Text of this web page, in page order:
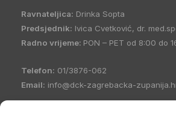
Ravnateljica: Drinka Sopta
Predsjednik: Ivica Cvetković, dr.
Radno vrijeme: PON – PET od 8:00 do
Telefon: 01/3876-062
Email: info@dck-zagrebacka-